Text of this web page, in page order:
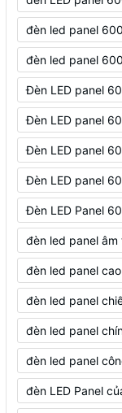
đèn led panel
đèn led panel
Đèn LED panel
Đèn LED panel
Đèn LED panel
Đèn LED panel
Đèn LED Panel
đèn led panel
đèn led panel
đèn led panel
đèn led panel
đèn led panel
đèn LED Panel